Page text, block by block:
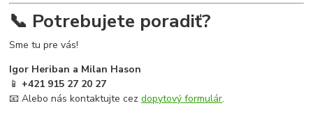
📞 Potrebujete poradiť?
Sme tu pre vás!
Igor Heriban a Milan Hason
📱 +421 915 27 20 27
📧 Alebo nás kontaktujte cezdopytový formulár.